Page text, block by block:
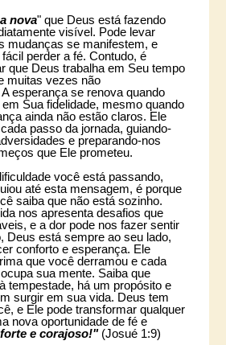
nova" que Deus está fazendo
visível. Pode levar
mudanças se manifestem, e
perder a fé. Contudo, é
que Deus trabalha em Seu tempo
muitas vezes não
esperança se renova quando
Sua fidelidade, mesmo quando
ainda não estão claros. Ele
passo da jornada, guiando-
e preparando-nos
que Ele prometeu.
você está passando,
até esta mensagem, é porque
saiba que não está sozinho.
nos apresenta desafios que
e a dor pode nos fazer sentir
Deus está sempre ao seu lado,
conforto e esperança. Ele
que você derramou e cada
sua mente. Saiba que
tempestade, há um propósito e
surgir em sua vida. Deus tem
e Ele pode transformar qualquer
nova oportunidade de fé e
e corajoso!" (Josué 1:9)